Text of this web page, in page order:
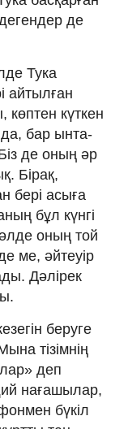
де
Тука
айтылған
күткен
бар ынта-
де оның әр
Бірақ,
бері асыға
бұл күнгі
оның той
ме, әйтеуір
Дәлірек
беруге
тізімнің
деп
нағашылар,
бүкіл